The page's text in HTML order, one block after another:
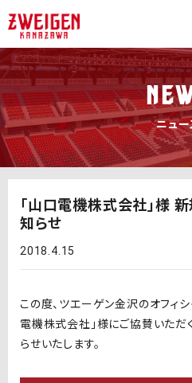
ニュ
「山口電機株式会社」様
知らせ
2018.4.15
この度、ツエーゲン金沢のオフィシ
電機株式会社」様にご協賛いただ
らせいたします。